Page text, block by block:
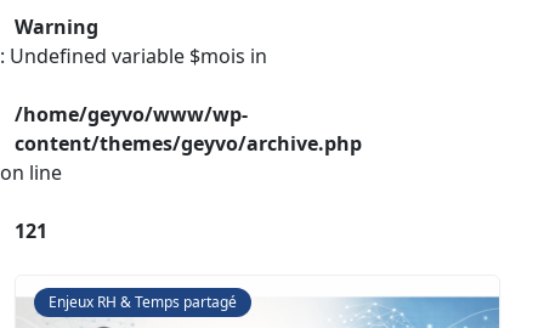
Warning
: Undefined variable $mois in
/home/geyvo/www/wp-
content/themes/geyvo/archive.php
on line
121
Enjeux RH & Temps partagé